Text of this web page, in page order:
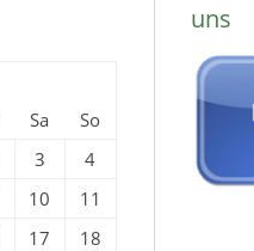
Sa
So
3
4
10
11
17
18
uns